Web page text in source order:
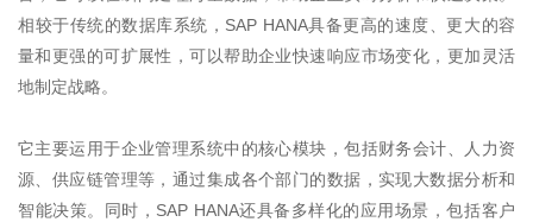
相较于传统的数据库系统， SAP HANA具备更高的速度、更大的容
量和更强的可扩展性，可以帮助企业快速响应市场变化，更加灵活
地制定战略。
它主要运用于企业管理系统中的核心模块，包括财务会计、人力资
源、供应链管理等，通过集成各个部门的数据，实现大数据分析和
智能决策。同时， SAP HANA还具备多样化的应用场景，包括客户